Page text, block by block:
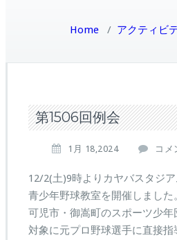
Home / アクティビ
第1506回例会
1月 18,2024
第
回
例
会
は
コメ
12/2(土)9時よりカヤバスタジ
青少年野球教室を開催しました。
可児市・御嵩町のスポーツ少年
対象に元プロ野球選手に直接指